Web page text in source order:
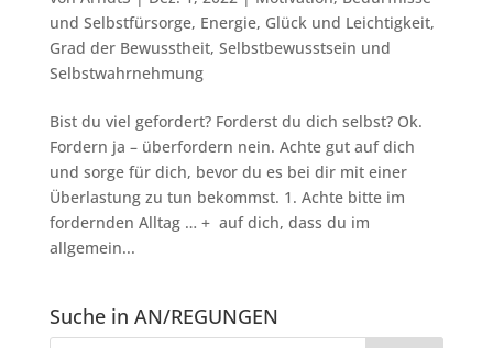
und Selbstfürsorge, Energie, Glück und Leichtigkeit,
Grad der Bewusstheit, Selbstbewusstsein und
Selbstwahrnehmung
Bist du viel gefordert? Forderst du dich selbst? Ok.
Fordern ja – überfordern nein. Achte gut auf dich
und sorge für dich, bevor du es bei dir mit einer
Überlastung zu tun bekommst. 1. Achte bitte im
fordernden Alltag … + auf dich, dass du im
allgemein...
Suche in AN/REGUNGEN